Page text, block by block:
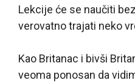
Lekcije će se naučiti
verovatno trajati neko
Kao Britanac i bivši
veoma ponosan da